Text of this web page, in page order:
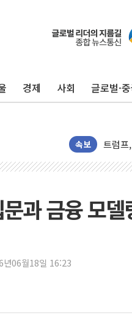
경제 사회 글로벌·
속보
미 연
美 항
이란
[AI MY
뉴욕증
보훈
트럼프
과 금융 모
년06월18일 16:23